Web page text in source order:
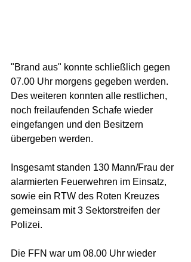
"Brand aus" konnte schließlich gegen
07.00 Uhr morgens gegeben werden.
Des weiteren konnten alle restlichen,
noch freilaufenden Schafe wieder
eingefangen und den Besitzern
übergeben werden.
Insgesamt standen 130 Mann/Frau der
alarmierten Feuerwehren im Einsatz,
sowie ein RTW des Roten Kreuzes
gemeinsam mit 3 Sektorstreifen der
Polizei.
Die FFN war um 08.00 Uhr wieder